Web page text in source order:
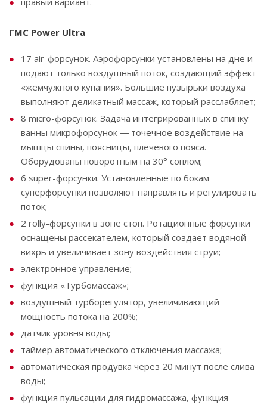
ГМС Power Ultra
17 air-форсунок. Аэрофорсунки установлены на дне и
подают только воздушный поток, создающий эффект
«жемчужного купания». Большие пузырьки воздуха
выполняют деликатный массаж, который расслабляет;
8 micro-форсунок. Задача интегрированных в спинку
ванны микрофорсунок ― точечное воздействие на
мышцы спины, поясницы, плечевого пояса.
Оборудованы поворотным на 30° соплом;
6 super-форсунки. Установленные по бокам
суперфорсунки позволяют направлять и регулировать
поток;
2 rolly-форсунки в зоне стоп. Ротационные форсунки
оснащены рассекателем, который создает водяной
вихрь и увеличивает зону воздействия струи;
электронное управление;
функция «Турбомассаж»;
воздушный турборегулятор, увеличивающий
мощность потока на 200%;
датчик уровня воды;
таймер автоматического отключения массажа;
автоматическая продувка через 20 минут после слива
воды;
функция пульсации для гидромассажа, функция